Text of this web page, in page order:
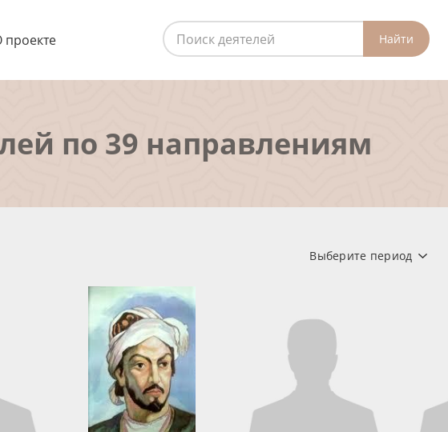
проекте Найти
по 39 направлениям
Выберите период